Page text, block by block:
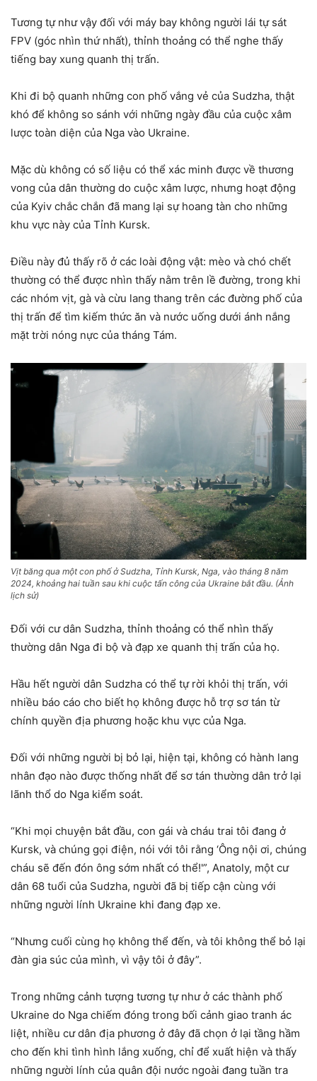
Tương tự như vậy đối với máy bay không người lái tự sát
FPV (góc nhìn thứ nhất), thỉnh thoảng có thể nghe thấy
tiếng bay xung quanh thị trấn.
Khi đi bộ quanh những con phố vắng vẻ của Sudzha, thật
khó để không so sánh với những ngày đầu của cuộc xâm
lược toàn diện của Nga vào Ukraine.
Mặc dù không có số liệu có thể xác minh được về thương
vong của dân thường do cuộc xâm lược, nhưng hoạt động
của Kyiv chắc chắn đã mang lại sự hoang tàn cho những
khu vực này của Tỉnh Kursk.
Điều này đủ thấy rõ ở các loài động vật: mèo và chó chết
thường có thể được nhìn thấy nằm trên lề đường, trong khi
các nhóm vịt, gà và cừu lang thang trên các đường phố của
thị trấn để tìm kiếm thức ăn và nước uống dưới ánh nắng
mặt trời nóng nực của tháng Tám.
Vịt băng qua một con phố ở Sudzha, Tỉnh Kursk, Nga, vào tháng 8 năm
2024, khoảng hai tuần sau khi cuộc tấn công của Ukraine bắt đầu. (Ảnh
lịch sử)
Đối với cư dân Sudzha, thỉnh thoảng có thể nhìn thấy
thường dân Nga đi bộ và đạp xe quanh thị trấn của họ.
Hầu hết người dân Sudzha có thể tự rời khỏi thị trấn, với
nhiều báo cáo cho biết họ không được hỗ trợ sơ tán từ
chính quyền địa phương hoặc khu vực của Nga.
Đối với những người bị bỏ lại, hiện tại, không có hành lang
nhân đạo nào được thống nhất để sơ tán thường dân trở lại
lãnh thổ do Nga kiểm soát.
“Khi mọi chuyện bắt đầu, con gái và cháu trai tôi đang ở
Kursk, và chúng gọi điện, nói với tôi rằng ‘Ông nội ơi, chúng
cháu sẽ đến đón ông sớm nhất có thể!'”, Anatoly, một cư
dân 68 tuổi của Sudzha, người đã bị tiếp cận cùng với
những người lính Ukraine khi đang đạp xe.
“Nhưng cuối cùng họ không thể đến, và tôi không thể bỏ lại
đàn gia súc của mình, vì vậy tôi ở đây”.
Trong những cảnh tượng tương tự như ở các thành phố
Ukraine do Nga chiếm đóng trong bối cảnh giao tranh ác
liệt, nhiều cư dân địa phương ở đây đã chọn ở lại tầng hầm
cho đến khi tình hình lắng xuống, chỉ để xuất hiện và thấy
những người lính của quân đội nước ngoài đang tuần tra